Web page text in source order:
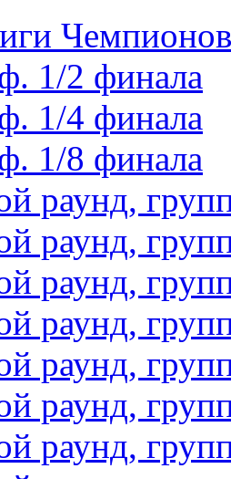
Чемпионов
1/2 финала
1/4 финала
1/8 финала
раунд,
раунд,
раунд,
раунд,
раунд,
раунд,
раунд,